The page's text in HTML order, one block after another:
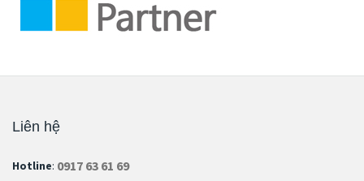
Liên hệ
Hotline: 0917 63 61 69